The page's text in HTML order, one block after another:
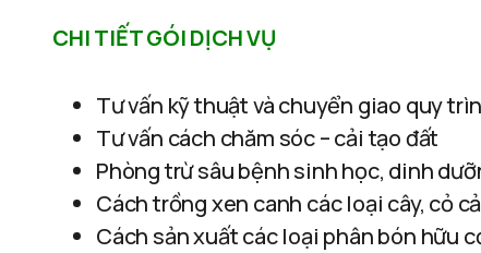
CHI TIẾT GÓI DỊCH VỤ
Tư vấn kỹ thuật và chuyển giao quy
Tư vấn cách chăm sóc – cải tạo đất
Phòng trừ sâu bệnh sinh học, dinh
Cách trồng xen canh các loại cây, cỏ
Cách sản xuất các loại phân bón hữu